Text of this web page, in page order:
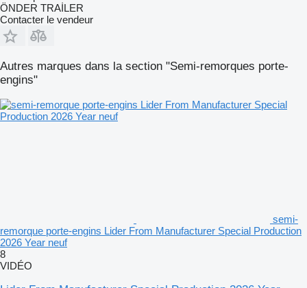
ÖNDER TRAİLER
Contacter le vendeur
Autres marques dans la section "Semi-remorques porte-
engins"
semi-
remorque porte-engins Lider From Manufacturer Special Production
2026 Year neuf
8
VIDÉO